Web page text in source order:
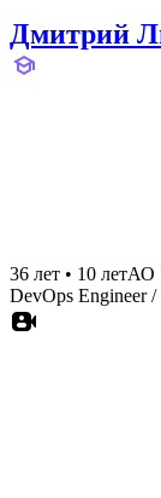
Дмитрий
36 лет • 10 летАО
DevOps Engineer